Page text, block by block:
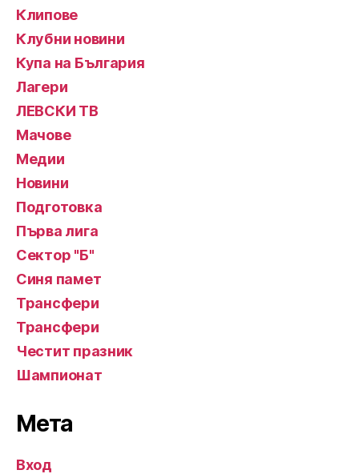
Клипове
Клубни новини
Купа на България
Лагери
ЛЕВСКИ ТВ
Мачове
Медии
Новини
Подготовка
Първа лига
Сектор "Б"
Синя памет
Трансфери
Трансфери
Честит празник
Шампионат
Мета
Вход